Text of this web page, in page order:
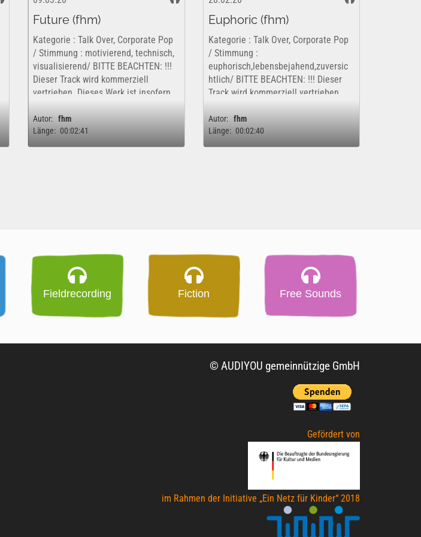
Future (fhm)
Kategorie : Talk Over, Corporate Pop
/ Stimmung : motivierend, technisch,
visualisierend/ BITTE BEACHTEN: !!!
Dieser Track wird kommerziell
vertrieben. Dieses Werk ist insofern
rein private,...
Autor: fhm
Länge: 00:02:41
Euphoric (fhm)
Kategorie : Talk Over, Corporate Pop
/ Stimmung :
euphorisch,lebensbejahend,zuversic
htlich/ BITTE BEACHTEN: !!! Dieser
Track wird kommerziell vertrieben.
kostenfrei und rechtlich für eine rein
private,...
Autor: fhm
Länge: 00:02:40
Fieldrecording Fiction Free Sounds
© AUDIYOU gemeinnützige GmbH
Gefördert von
im Rahmen der Initiative „Ein Netz für Kinder“ 2018